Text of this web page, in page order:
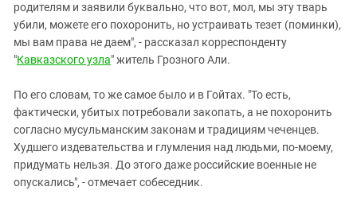
родителям и заявили буквально, что вот, мол, мы эту тварь
убили, можете его похоронить, но устраивать тезет (поминки),
мы вам права не даем", - рассказал корреспонденту
"Кавказского узла" житель Грозного Али.
По его словам, то же самое было и в Гойтах. "То есть,
фактически, убитых потребовали закопать, а не похоронить
согласно мусульманским законам и традициям чеченцев.
Худшего издевательства и глумления над людьми, по-моему,
придумать нельзя. До этого даже российские военные не
опускались", - отмечает собеседник.